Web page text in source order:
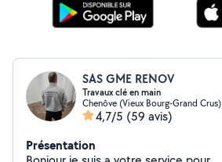
SAS GME RENOV
Travaux clé en main
Chenôve (Vieux Bourg-Grand Crus)
4,7/5 (59 avis)
Présentation